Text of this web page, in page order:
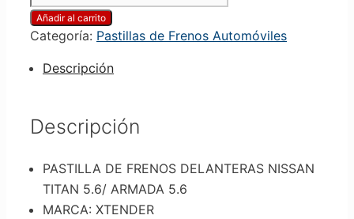
Añadir al carrito
Categoría: Pastillas de Frenos Automóviles
Descripción
Descripción
PASTILLA DE FRENOS DELANTERAS NISSAN
TITAN 5.6/ ARMADA 5.6
MARCA: XTENDER